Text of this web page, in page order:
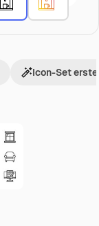
Icon-Set